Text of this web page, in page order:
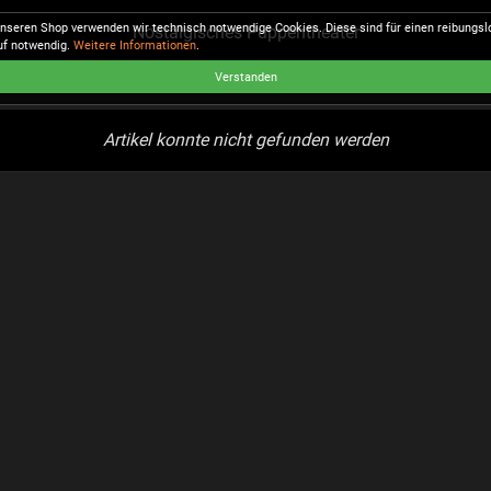
Nostalgisches Puppentheater
Artikel konnte nicht gefunden werden
Shop verwenden wir technisch notwendige Cookies. Diese sind für einen
notwendig. Weitere Informationen.
Verstanden